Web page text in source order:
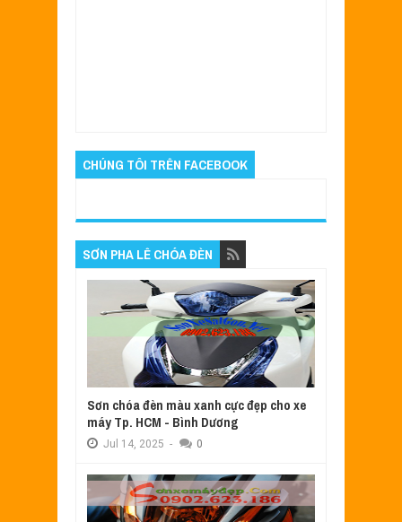
CHÚNG TÔI TRÊN FACEBOOK
SƠN PHA LÊ CHÓA ĐÈN
Sơn chóa đèn màu xanh cực đẹp cho xe
máy Tp. HCM - Bình Dương
Jul 14, 2025 - 0